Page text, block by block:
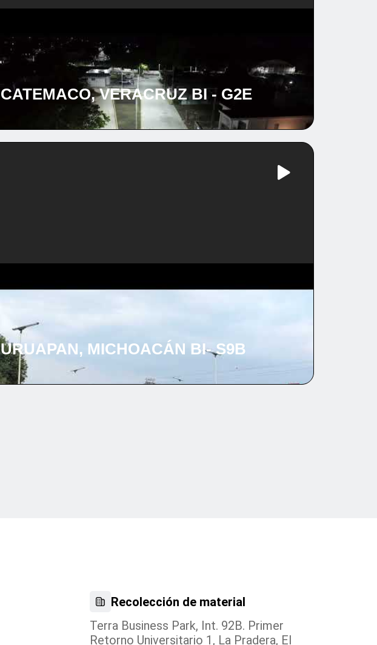
CATEMACO, VERACRUZ BI - G2E
URUAPAN, MICHOACÁN BI- S9B
Recolección de material
Terra Business Park, Int. 92B. Primer
Retorno Universitario 1, La Pradera, El